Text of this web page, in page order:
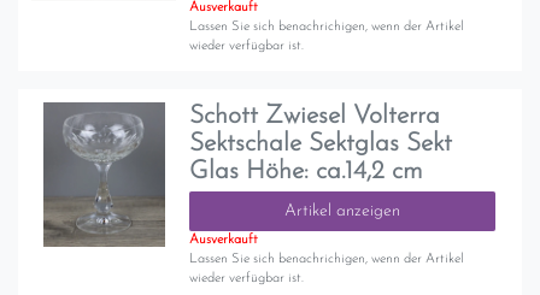
Ausverkauft
Lassen Sie sich benachrichigen, wenn der Artikel
wieder verfügbar ist.
Schott Zwiesel Volterra
Sektschale Sektglas Sekt
Glas Höhe: ca.14,2 cm
Artikel anzeigen
Ausverkauft
Lassen Sie sich benachrichigen, wenn der Artikel
wieder verfügbar ist.